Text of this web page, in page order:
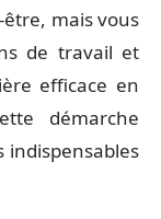
mais vous
de travail et
efficace en
démarche